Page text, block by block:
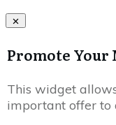
Promote Your
This widget
important offer to